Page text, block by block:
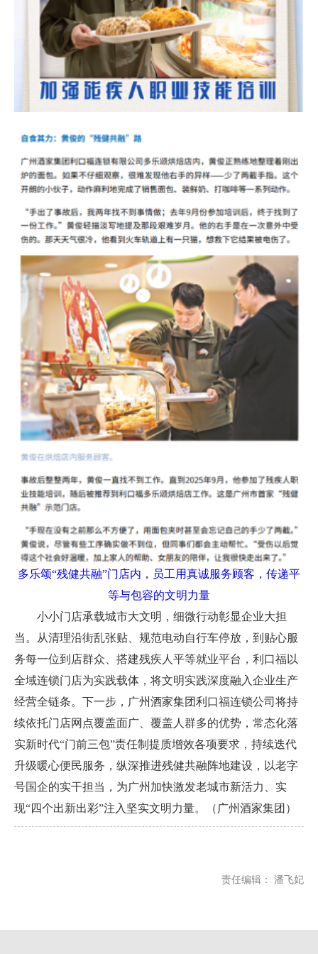
多乐颂“残健共融”门店内，员工用真诚服务顾客，传递平
等与包容的文明力量
小小门店承载城市大文明，细微行动彰显企业大担
当。从清理沿街乱张贴、规范电动自行车停放，到贴心服
务每一位到店群众、搭建残疾人平等就业平台，利口福以
全域连锁门店为实践载体，将文明实践深度融入企业生产
经营全链条。下一步，广州酒家集团利口福连锁公司将持
续依托门店网点覆盖面广、覆盖人群多的优势，常态化落
实新时代“门前三包”责任制提质增效各项要求，持续迭代
升级暖心便民服务，纵深推进残健共融阵地建设，以老字
号国企的实干担当，为广州加快激发老城市新活力、实
现“四个出新出彩”注入坚实文明力量。（广州酒家集团）
责任编辑： 潘飞妃